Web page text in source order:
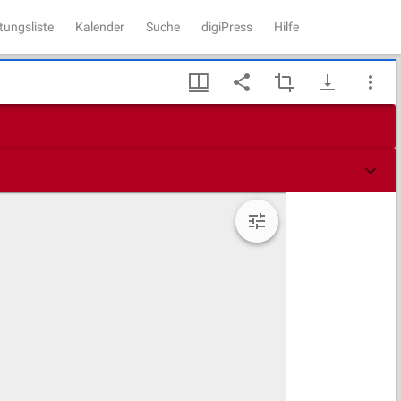
Kalender Suche digiPress Hilfe